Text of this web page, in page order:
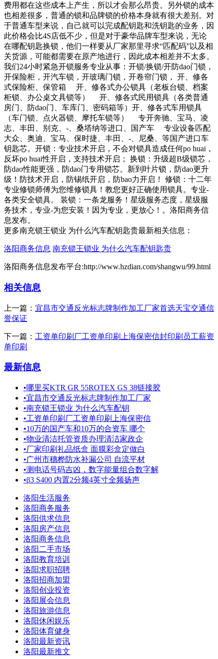
费用都在这些成本上产生，所以才会那么昂贵。另外锁的成本
也相差很多，普通的锁和品牌锁的价格本身就有很大差别。对
于普通车型来说，自己就可以完成配钥匙和洗钥匙的业务，因
此价格会比4S店低不少，但是对于豪华品牌车型来说，无论
在哪配钥匙换锁，他们一样要从厂家那里寻求“匹配码”以及相
关货源，可能都需要在原产地进行，因此成本相差并不太多。
我们24小时紧急开锁服务专业从事：开锁/换锁/开防dao门锁，
开保险柜，开汽车锁，开玻璃门锁，开卷帘门锁， 开、修各
式保险柜、保管箱 开、修各式办公锁具（老板台锁、档案
柜锁、办公桌文具锁等） 开、修各式民用锁具（各类普通
房门、防dao门、车库门、密码箱等）开、修各式车用锁具
（车门锁、点火器锁、摩托车锁等） 专开奔驰、宝马、凌
志、丰田、别克、-、桑塔纳等进口、国产车 专业设备匹配
大众、奥迪、宝马、保时捷、丰田、-、尼桑、等国产进口车
钥匙芯。开锁：专业技术开启，不会对锁具造成任何po huai，
反坏po huai性开启，支持技术开启； 换锁：升级超B级锁芯，
防dao性能更强，防dao门专用锁芯。新到叶片锁，防dao更升
级！防技术开启，防锡纸开启，防bao力开启！ 修锁：十二年
专业修锁师傅为您维修锁具！教您更好正确使用锁具。专业-
各类安全锁具。 装锁：一条龙服务！星级服务态度，星级服
务技术，专业-为您安装！因为专业，更放心！。洛阳商务信
息发布。
更多南充锁王锁业 为什么汽车配钥匙贵最新相关信息：
洛阳商务信息 南充锁王锁业 为什么汽车配钥匙贵
洛阳商务信息发布平台:http://www.hzdian.com/shangwu/99.html
相关信息
上一篇： 宜昌市交通反光标志牌制作加工厂家首选天宝交通信
誉保证
下一篇： 工资单印刷厂工资单印刷上海保密信封印刷员工薪资
单印刷
最新信息
•哪里买KTR GR 55ROTEX GS 38链接胶
•宜昌市交通反光标志牌制作加工厂家
•南充锁王锁业 为什么汽车配钥
•工资单印刷厂工资单印刷上海保密信
•10万的国产车和10万的合资车 哪个
•物业清洁托管资质办理​清洁家政企
•厂家印刷礼品纸盒 面膜彩盒定做白
•广州市穗桦防水补漏公司 自流平材
•测电话号码吉凶，数字能量组合数字解
•β3 S400 内置2分频4英寸全频扬声
洛阳生活服务
洛阳商务服务
洛阳供求信息
洛阳房产信息
洛阳商务信息
洛阳二手市场
洛阳教育培训
洛阳求职招聘
洛阳招商加盟
洛阳创业投资
洛阳展会信息
洛阳旅游信息
洛阳休闲娱乐
洛阳体育健身
洛阳最新资讯
洛阳最新推文